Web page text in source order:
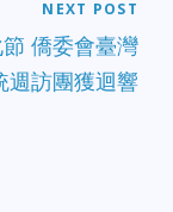
NEXT POST
僑委會臺灣
週訪團獲迴響